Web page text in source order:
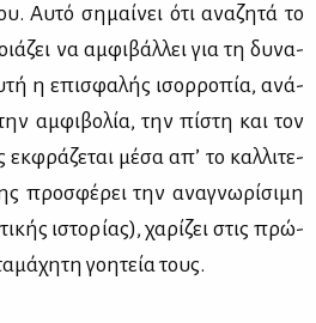
Αυ­τό ση­μαί­νει ότι ανα­ζη­τά το
να αμ­φι­βάλ­λει για τη δυ­να­
η επι­σφα­λής ισορ­ρο­πία, ανά­
αμ­φι­βο­λία, την πί­στη και τον
εκ­φρά­ζε­ται μέ­σα απ’ το καλ­λι­τε­
προ­σφέ­ρει την ανα­γνω­ρί­σι­μη
ιστο­ρί­ας), χα­ρί­ζει στις πρώ­
γοη­τεία τους.